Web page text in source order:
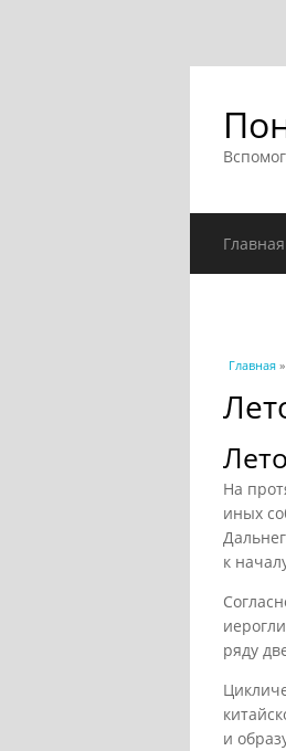
Главная
Вы
Главная
На
иных
к
ряду
и